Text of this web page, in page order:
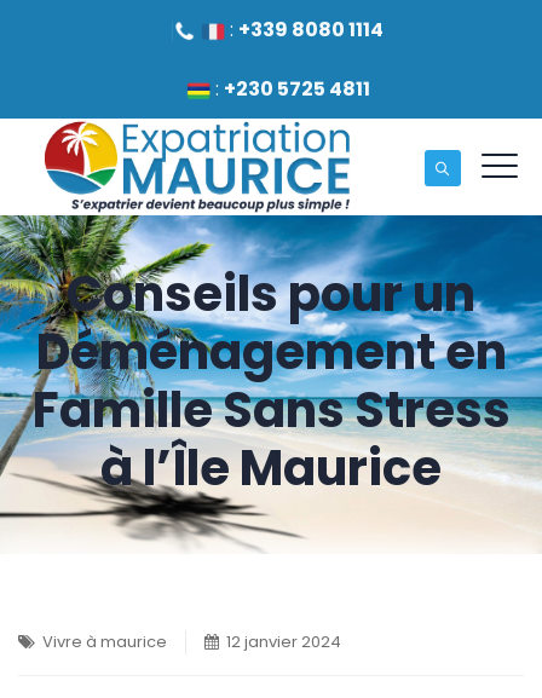
: +339 8080 1114
: +230 5725 4811
Conseils pour un
Déménagement en
Famille Sans Stress
à l’Île Maurice
Vivre à maurice 12 janvier 2024